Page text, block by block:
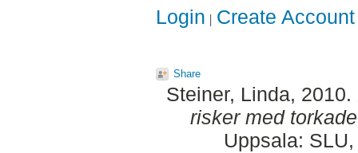
Login Create Account
Share
Steiner, Linda, 2010.
risker med
Uppsala: